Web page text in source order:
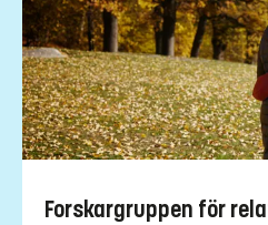
Forskargruppen för